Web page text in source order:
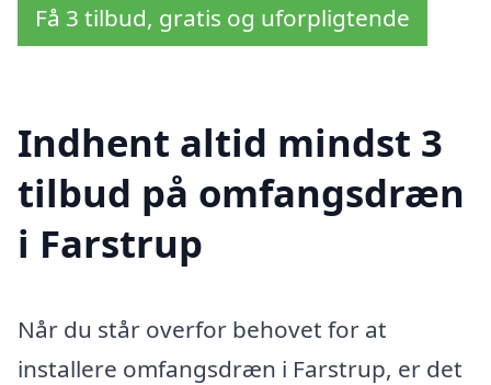
Få 3 tilbud, gratis og uforpligtende
Indhent altid mindst 3
tilbud på omfangsdræn
i Farstrup
Når du står overfor behovet for at
installere omfangsdræn i Farstrup, er det